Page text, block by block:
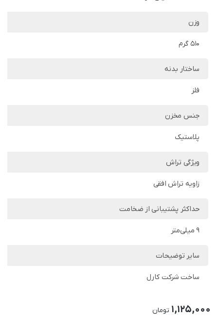
وزن
510 گرم
ساختار بدنه
فلز
جنس مخزن
پلاستیک
ویژگی تراش
زاویه تراش افقی
حداکثر پشتیبانی از ضخامت
9 میلی‌متر
سایر توضیحات
ساخت شرکت کارل
1,125,000 تومان